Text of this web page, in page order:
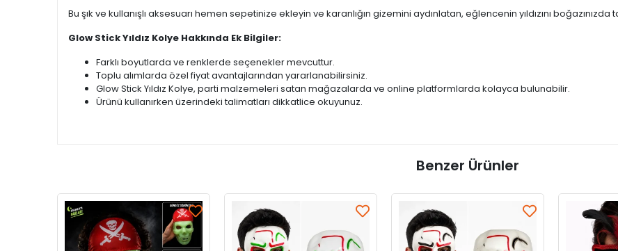
Bu şık ve kullanışlı aksesuarı hemen sepetinize ekleyin ve karanlığın gizemini aydınlatan, eğlencenin yıldızını boğazınızda
Glow Stick Yıldız Kolye Hakkında Ek Bilgiler:
Farklı boyutlarda ve renklerde seçenekler mevcuttur.
Toplu alımlarda özel fiyat avantajlarından yararlanabilirsiniz.
Glow Stick Yıldız Kolye, parti malzemeleri satan mağazalarda ve online platformlarda kolayca bulunabilir.
Ürünü kullanırken üzerindeki talimatları dikkatlice okuyunuz.
Benzer Ürünler